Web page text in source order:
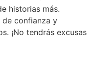
historias más.
de confianza y
¡No tendrás excusas